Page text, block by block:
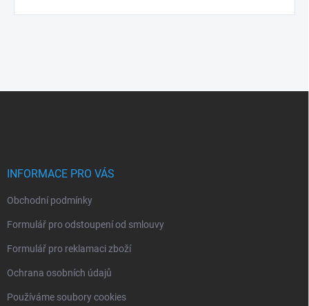
INFORMACE PRO VÁS
Obchodní podmínky
Formulář pro odstoupení od smlouvy
Formulář pro reklamaci zboží
Ochrana osobních údajů
Používáme soubory cookies